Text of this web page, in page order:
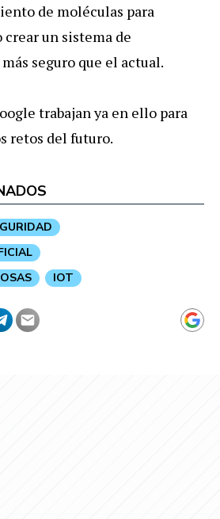
de moléculas para
crear un sistema de
seguro que el actual.
trabajan ya en ello para
retos del futuro.
IOT